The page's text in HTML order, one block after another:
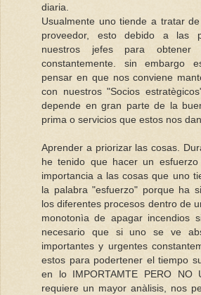
diaria.
Usualmente uno tiende a tratar
proveedor, esto debido a las
nuestros jefes para obtener
constantemente. sin embargo
pensar en que nos conviene
con nuestros "Socios
depende en gran parte de la
prima o servicios que estos nos dan.
Aprender a priorizar las cosas.
he tenido que hacer un
importancia a las cosas que uno
la palabra "esfuerzo" porque ha
los diferentes procesos dentro de
monotonìa de apagar incendios
necesario que si uno se ve
importantes y urgentes
estos para podertener el tiempo
en lo IMPORTAMTE PERO NO
requiere un mayor anàlisis, nos